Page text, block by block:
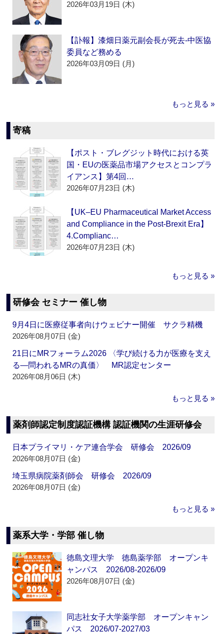
2026年03月19日 (木)
【訃報】漆畑日薬元副会長が死去‐中医協
委員など務める
2026年03月09日 (月)
もっと見る »
寄稿
【ポスト・ブレグジット時代における英
国・EUの医薬品市場アクセスとコンプラ
イアンス】第4回…
2026年07月23日 (木)
【UK–EU Pharmaceutical Market Access
and Compliance in the Post-Brexit Era】
4.Complianc…
2026年07月23日 (木)
もっと見る »
研修会 セミナー 催し物
9月4日に医療従事者向けウェビナー開催 サクラ精機
2026年08月07日 (金)
21日にMRフォーラム2026 〈学び続ける力が医療を支え
る―問われるMRの真価〉 MR認定センター
2026年08月06日 (木)
もっと見る »
薬剤師認定制度認証機構 認証機関の生涯研修会
日本プライマリ・ケア連合学会 研修会 2026/09
2026年08月07日 (金)
埼玉県病院薬剤師会 研修会 2026/09
2026年08月07日 (金)
もっと見る »
薬系大学・学部 催し物
徳島文理大学 徳島薬学部 オープンキ
ャンパス 2026/08-2026/09
2026年08月07日 (金)
同志社女子大学薬学部 オープンキャン
パス 2026/07-2027/03